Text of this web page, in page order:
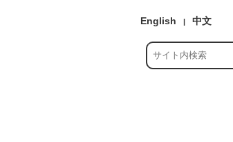
English 中文